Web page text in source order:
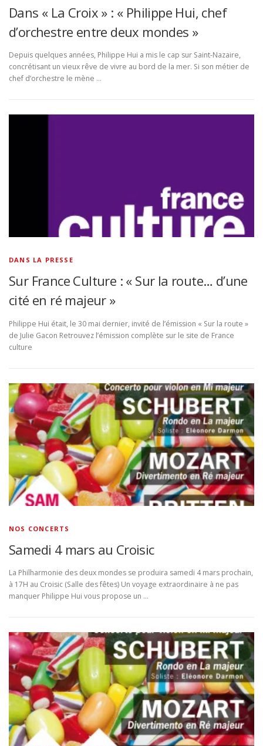
Dans « La Croix » : « Philippe Hui, chef
d’orchestre entre deux mondes »
Depuis quelques années, Philippe Hui a mis le cap sur Saint-Nazaire,
concrétisant un vieux rêve de vivre au bord de la mer. Si son métier de
chef d’orchestre le mène …
DANS LA PRESSE
Sur France Culture : « Sur la route… d’une
cité en ré majeur »
Philippe Hui était, le 30 mai dernier, invité de l’émission « Sur la route »
de Julie Gacon Retrouvez l’émission complète sur le site de France
culture
NOS CONCERTS
Samedi 4 mars au Croisic
La Philharmonie des deux mondes se produira samedi 4 mars prochain,
à 17H au Croisic (Salle des fêtes) Un voyage extraordinaire à ne pas
manquer Philippe Hui vous propose un …